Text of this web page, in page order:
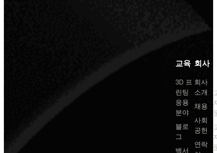
교육
3D 프
린팅
응용
분야
블로
그
백서
회사
회사
소개
채용
사회
공헌
연락